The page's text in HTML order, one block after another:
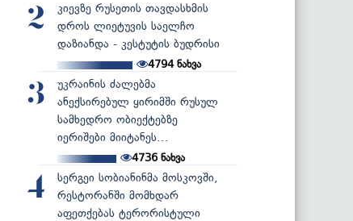
2
კიევზე რუსეთის თავდასხმის
დროს ლიეტუვის საელჩო
დაზიანდა - კესტუტის ბუდრისი
4794ნახვა
3
უკრაინის ძალებმა
ანექსირებულ ყირიმში რუსულ
სამხედრო ობიექტებზე
იერიშები მიიტანეს...
4736ნახვა
4
სერგეი სობიანინმა მოსკოვში,
რესტორანში მომხდარ
აფეთქებას ტერორისტული